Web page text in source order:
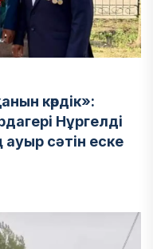
көрдік»:
Нұргелді
сәтін еске